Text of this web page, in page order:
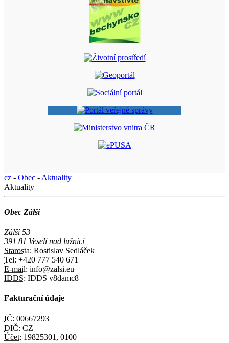
cz - Obec - Aktuality
Aktuality
Obec Zálší
Zálší 53
391 81 Veselí nad lužnicí
Starosta: Rostislav Sedláček
Tel: +420 777 540 671
E-mail: info@zalsi.eu
IDDS: IDDS v8damc8
Fakturační údaje
IČ: 00667293
DIČ: CZ
Účet: 19825301, 0100